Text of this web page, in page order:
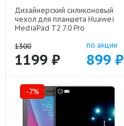
Дизайнерский силиконовый
чехол для планшета Huawei
MediaPad T2 7.0 Pro
44194-22332
1300
1199 ₽
по акции
899 ₽
-7%